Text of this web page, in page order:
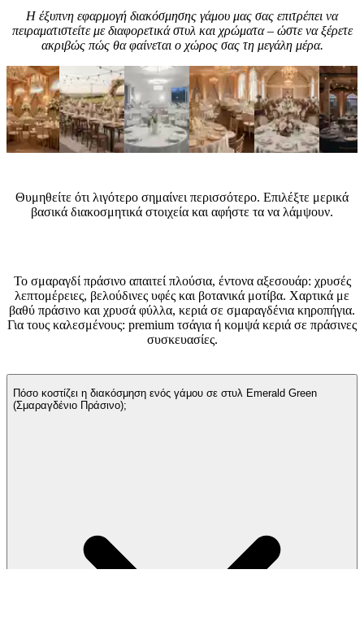
Η έξυπνη εφαρμογή διακόσμησης γάμου μας σας επιτρέπει να
πειραματιστείτε με διαφορετικά στυλ και χρώματα – ώστε να ξέρετε
ακριβώς πώς θα φαίνεται ο χώρος σας τη μεγάλη μέρα.
Θυμηθείτε ότι λιγότερο σημαίνει περισσότερο. Επιλέξτε μερικά
βασικά διακοσμητικά στοιχεία και αφήστε τα να λάμψουν.
Το σμαραγδί πράσινο απαιτεί πλούσια, έντονα αξεσουάρ: χρυσές
λεπτομέρειες, βελούδινες υφές και βοτανικά μοτίβα. Χαρτικά με
βαθύ πράσινο και χρυσά φύλλα, κεριά σε σμαραγδένια κηροπήγια.
Για τους καλεσμένους: premium τσάγια ή κομψά κεριά σε πράσινες
συσκευασίες.
Πόσο κοστίζει η διακόσμηση ενός γάμου σε στυλ Emerald Green
(Σμαραγδένιο Πράσινο);